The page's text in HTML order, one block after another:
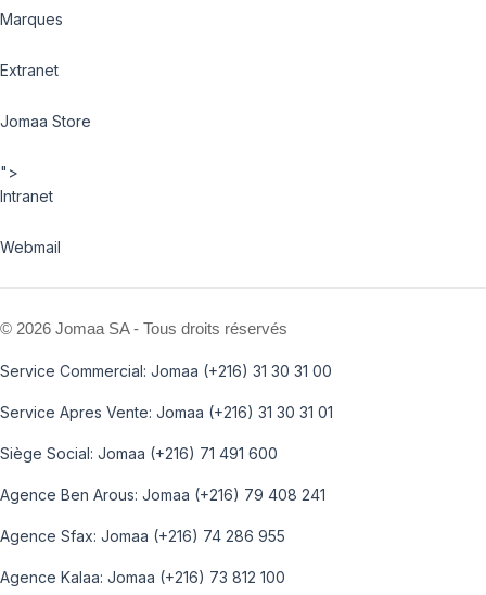
Marques
Extranet
Jomaa Store
">
Intranet
Webmail
© 2026 Jomaa SA - Tous droits réservés
Service Commercial: Jomaa (+216) 31 30 31 00
Service Apres Vente: Jomaa (+216) 31 30 31 01
Siège Social: Jomaa (+216) 71 491 600
Agence Ben Arous: Jomaa (+216) 79 408 241
Agence Sfax: Jomaa (+216) 74 286 955
Agence Kalaa: Jomaa (+216) 73 812 100